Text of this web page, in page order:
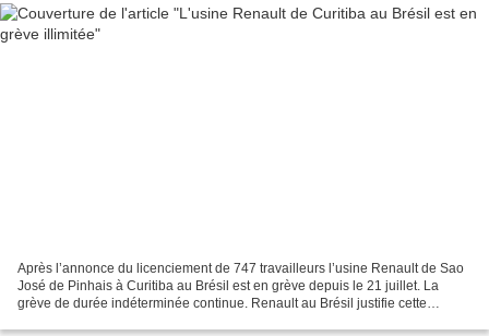
Après l’annonce du licenciement de 747 travailleurs l’usine Renault de Sao
José de Pinhais à Curitiba au Brésil est en grève depuis le 21 juillet. La
grève de durée indéterminée continue. Renault au Brésil justifie cette